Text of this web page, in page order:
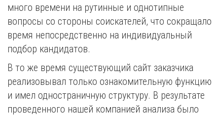
много времени на рутинные и однотипные
вопросы со стороны соискателей, что сокращало
время непосредственно на индивидуальный
подбор кандидатов.
В то же время существующий сайт заказчика
реализовывал только ознакомительную функцию
и имел одностраничную структуру. В результате
проведенного нашей компанией анализа было